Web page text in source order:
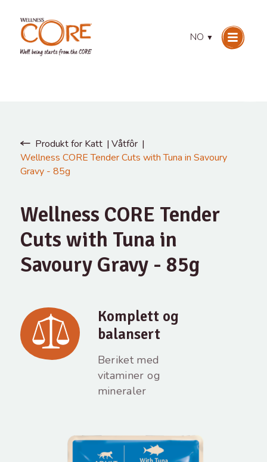
NO ▼
Produkt for Katt
Våtfôr
Wellness CORE Tender Cuts with Tuna in Savoury
Gravy - 85g
Wellness CORE Tender
Cuts with Tuna in
Savoury Gravy - 85g
Komplett og
balansert
Beriket med
vitaminer og
mineraler